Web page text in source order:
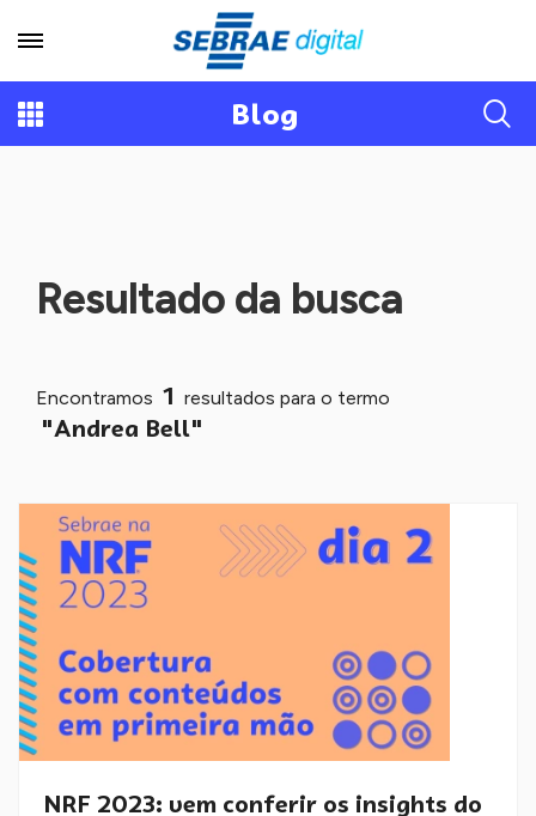
Blog
Resultado da busca
Encontramos 1 resultados para o termo
"Andrea Bell"
NRF 2023: vem conferir os insights do